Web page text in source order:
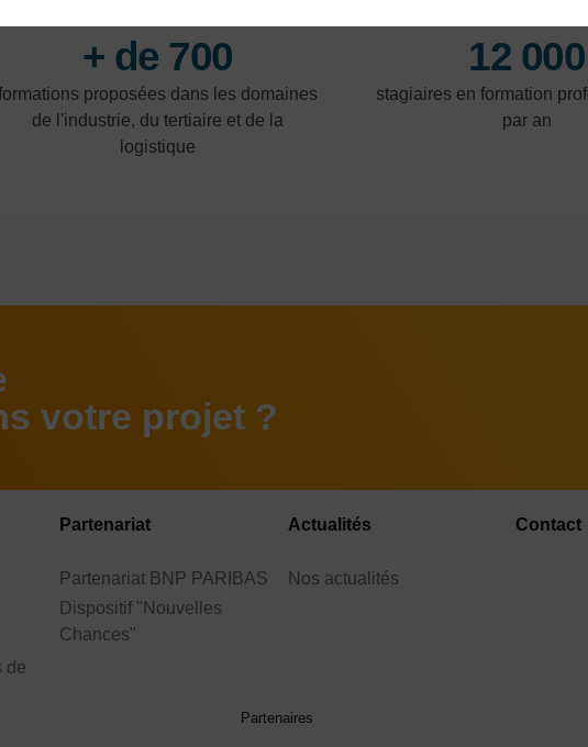
+ de 700
proposées dans les domaines
de l'industrie, du tertiaire et de la
logistique
12 000
stagiaires en formation
par an
votre projet ?
de
Partenariat
Partenariat BNP PARIBAS
Dispositif "Nouvelles
Chances"
Actualités
Nos actualités
Contact
Partenaires